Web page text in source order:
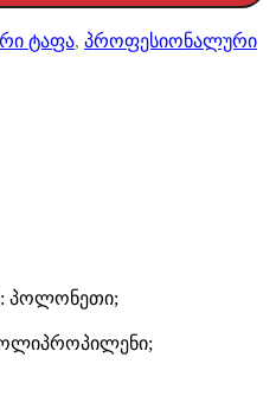
ტაფა, პროფესიონალური
პოლონეთი;